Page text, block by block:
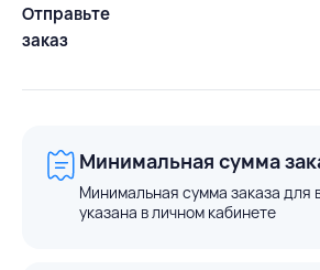
Отправьте
заказ
Минимальная сумма
Минимальная сумма заказа для
указана в личном кабинете